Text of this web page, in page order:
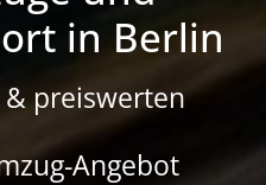
in Berlin
preiswerten
Angebot